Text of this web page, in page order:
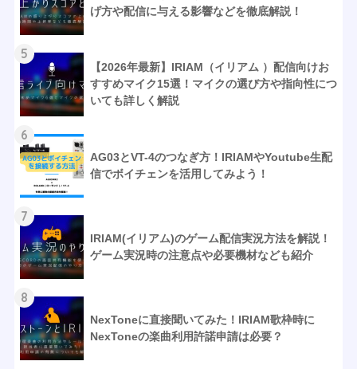
げ方や配信に与える影響などを徹底解説！
5
【2026年最新】IRIAM（イリアム ）配信向けお
すすめマイク15選！マイクの選び方や指向性につ
いても詳しく解説
6
AG03とVT-4のつなぎ方！IRIAMやYoutube生配
信でボイチェンを活用してみよう！
7
IRIAM(イリアム)のゲーム配信実況方法を解説！
ゲーム実況時の注意点や必要機材なども紹介
8
NexToneに直接聞いてみた！IRIAM歌枠時に
NexToneの楽曲利用許諾申請は必要？